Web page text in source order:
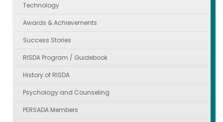
Technology
Awards & Achievements
Success Stories
RISDA Program / Guidebook
History of RISDA
Psychology and Counseling
PERSADA Members